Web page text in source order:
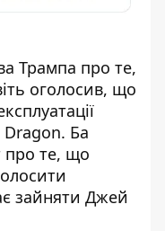
Трампа про те,
оголосив, що
Dragon. Ба
про те, що
зайняти Джей